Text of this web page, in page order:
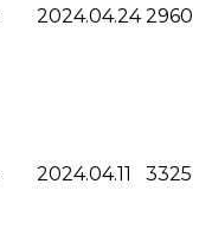
2024.04.24 2960
2024.04.11 3325